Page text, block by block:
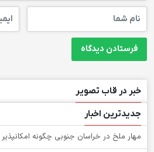
خبر در قاب تصویر
جدیدترین اخبار
‌مهار ملخ در خراسان جنوبی چگونه